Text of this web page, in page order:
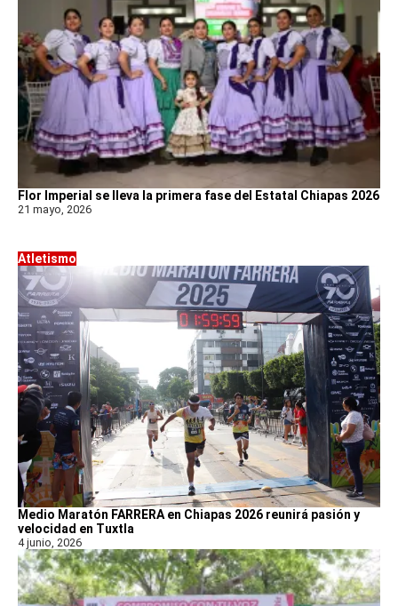
Flor Imperial se lleva la primera fase del Estatal Chiapas 2026
21 mayo, 2026
Atletismo
Medio Maratón FARRERA en Chiapas 2026 reunirá pasión y
velocidad en Tuxtla
4 junio, 2026